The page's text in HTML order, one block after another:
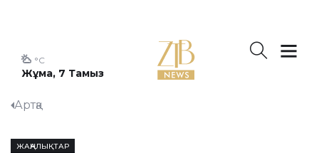
Жұма, 7 Тамыз
°C
Артқа
ЖАҢАЛЫҚТАР